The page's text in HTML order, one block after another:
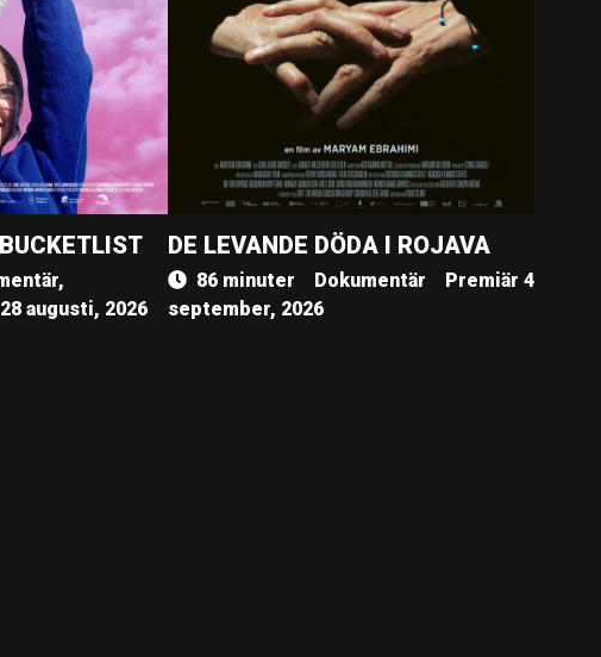
augusti, 2026
DE LEVANDE DÖDA I ROJAVA
86 minuter Dokumentär
Premiär 4
september, 2026